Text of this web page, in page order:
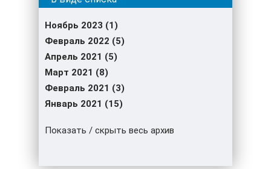
Ноябрь 2023 (1)
Февраль 2022 (5)
Апрель 2021 (5)
Март 2021 (8)
Февраль 2021 (3)
Январь 2021 (15)
Показать / скрыть весь архив